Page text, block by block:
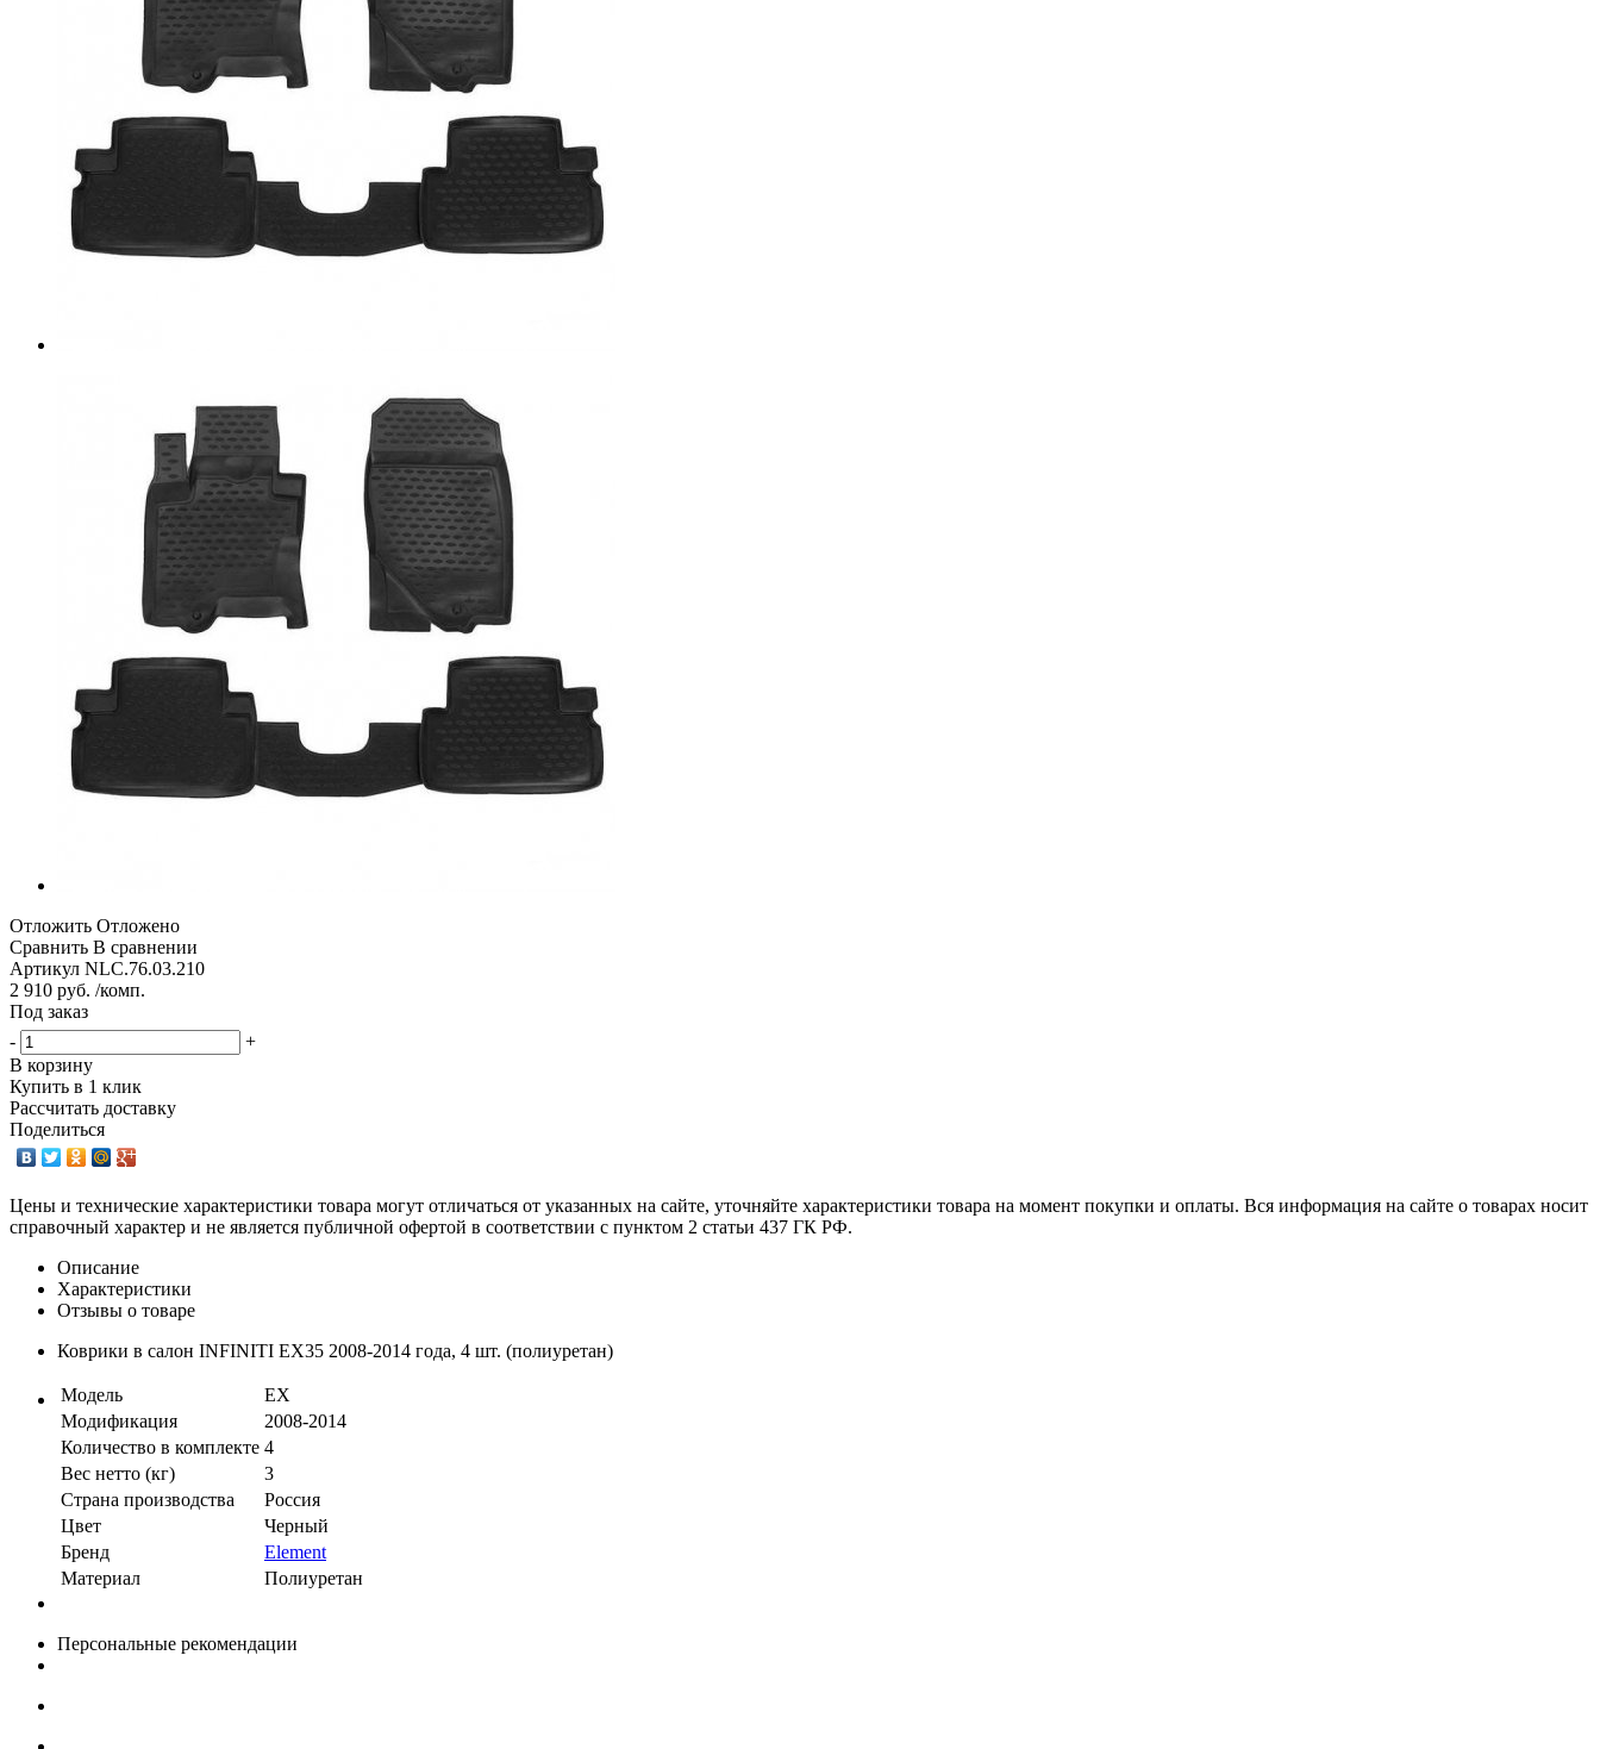
Отложить Отложено
Сравнить В сравнении
Артикул NLC.76.03.210
2 910 руб. /комп.
Под заказ
-
+
В корзину
Купить в 1 клик
Рассчитать доставку
Поделиться
Цены и технические характеристики товара могут отличаться от указанных на сайте, уточняйте характеристики товара на момент покупки и оплаты. Вся информация на сайте о товарах носит
справочный характер и не является публичной офертой в соответствии с пунктом 2 статьи 437 ГК РФ.
Описание
Характеристики
Отзывы о товаре
Коврики в салон INFINITI EX35 2008-2014 года, 4 шт. (полиуретан)
Модель
EX
Модификация
2008-2014
Количество в комплекте 4
Вес нетто (кг)
3
Страна производства
Россия
Цвет
Черный
Бренд
Element
Материал
Полиуретан
Персональные рекомендации